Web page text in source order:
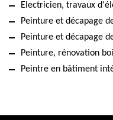
Electricien, travaux
Peinture et décapage
Peinture et décapage
Peinture, rénovation
Peintre en bâtiment